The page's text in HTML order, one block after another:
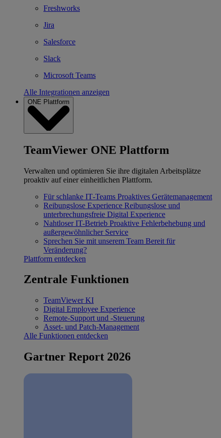
Freshworks
Jira
Salesforce
Slack
Microsoft Teams
Alle Integrationen anzeigen
ONE Plattform
TeamViewer ONE Plattform
Verwalten und optimieren Sie ihre digitalen Arbeitsplätze
proaktiv auf einer einheitlichen Plattform.
Für schlanke IT‐Teams Proaktives Gerätemanagement
Reibungslose Experience Reibungslose und
unterbrechungsfreie Digital Experience
Nahtloser IT-Betrieb Proaktive Fehlerbehebung und
außergewöhnlicher Service
Sprechen Sie mit unserem Team Bereit für
Veränderung?
Plattform entdecken
Zentrale Funktionen
TeamViewer KI
Digital Employee Experience
Remote-Support und -Steuerung
Asset- und Patch-Management
Alle Funktionen entdecken
Gartner Report 2026